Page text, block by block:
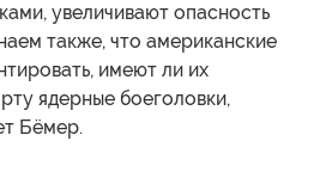
увеличивают опасность
также, что американские
имеют ли их
ядерные боеголовки,
Бёмер.